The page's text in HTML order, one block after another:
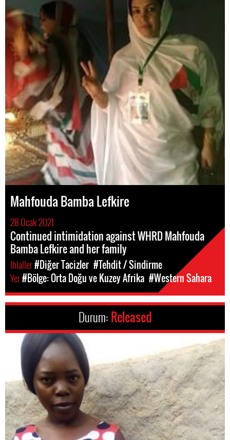
Mahfouda Bamba Lefkire
28 Ocak 2021
Continued intimidation against WHRD Mahfouda
Bamba Lefkire and her family
Ihlaller#Diğer Tacizler #Tehdit / Sindirme
Yer#Bölge: Orta Doğu ve Kuzey Afrika #Western Sahara
Durum: Released